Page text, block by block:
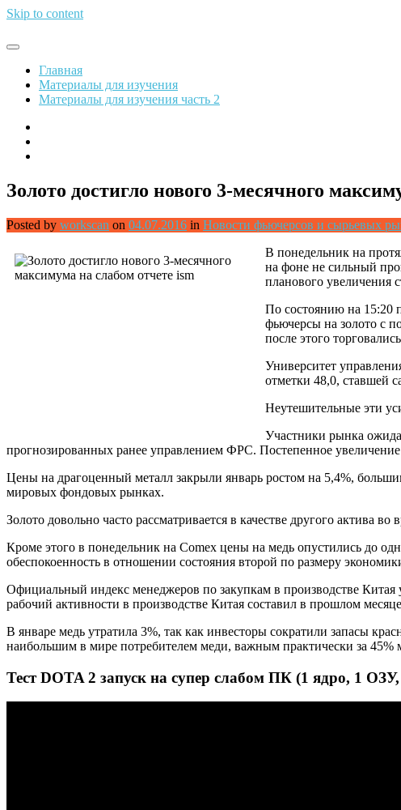
Skip to content
Обрети финансовую свободу
Главная
Материалы для изучения
Материалы для изучения часть 2
Золото достигло нового 3-месячного
Posted by workscan on 04.07.2016 in Новости фьючерсов и сырьевых
В понедельник на
на фоне не сильный
планового увеличения
По состоянию на 15:20
фьючерсы на золото с
после этого
Университет
отметки 48,0, ставшей
Неутешительные эти
Участники рынка
прогнозированных ранее управлением ФРС. Постепенное
Цены на драгоценный металл закрыли январь ростом на 5,4%,
мировых фондовых рынках.
Золото довольно часто рассматривается в качестве другого актива
Кроме этого в понедельник на Comex цены на медь опустились до
обеспокоенность в отношении состояния второй по размеру
Официальный индекс менеджеров по закупкам в производстве
рабочий активности в производстве Китая составил в прошлом
В январе медь утратила 3%, так как инвесторы сократили запасы
наибольшим в мире потребителем меди, важным практически за 45%
Тест DOTA 2 запуск на супер слабом ПК (1 ядро, 1